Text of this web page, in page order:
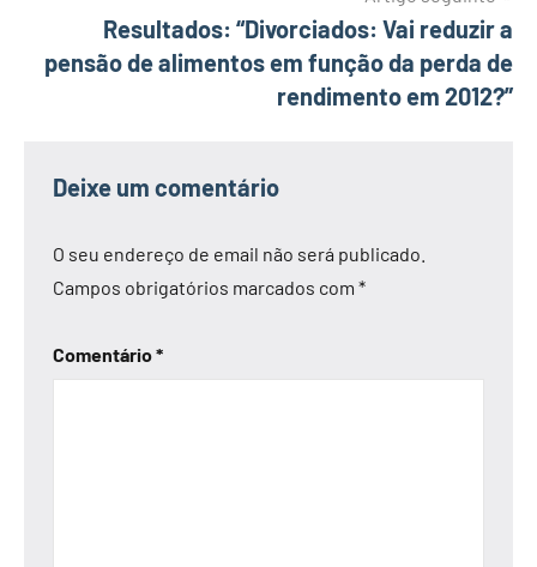
Resultados: “Divorciados: Vai reduzir a
pensão de alimentos em função da perda de
rendimento em 2012?”
Deixe um comentário
O seu endereço de email não será publicado.
Campos obrigatórios marcados com *
Comentário*